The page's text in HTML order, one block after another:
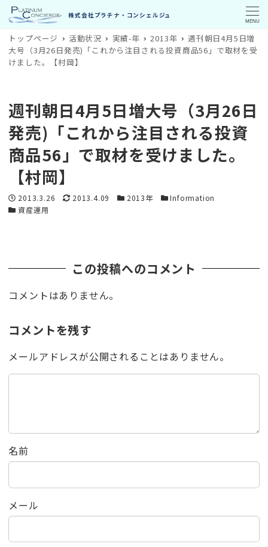
MENU
トップページ 活動状況 実績-年 2013年
週刊朝日4月5日増
大号（3月26日発売)「これから注目される投資商品56」で取材を受
けました。【村岡】
週刊朝日4月5日増大号（3月26日
発売)「これから注目される投資
商品56」で取材を受けました。
【村岡】
投稿日
2013.3.26 更新日
2013.4.09 カテゴリー
2013年 カテゴリー
Information
カテゴリー
資産運用
この投稿へのコメント
コメントはありません。
コメントを残す
メールアドレスが公開されることはありません。
名前
メール